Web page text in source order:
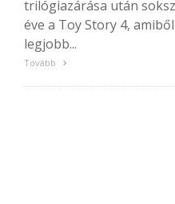
trilógiazárása után
éve a Toy Story 4,
legjobb...
Tovább